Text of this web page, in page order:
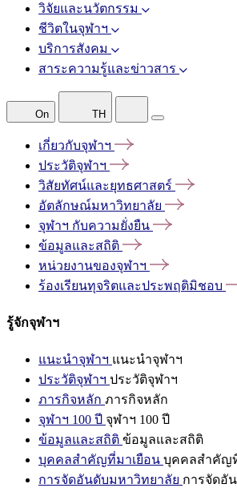
วิจัยและนวัตกรรม
ชีวิตในจุฬาฯ
บริการสังคม
สาระความรู้และข่าวสาร
On TH
เกี่ยวกับจุฬาฯ
ประวัติจุฬาฯ
วิสัยทัศน์และยุทธศาสตร์
อัตลักษณ์มหาวิทยาลัย
จุฬาฯ กับความยั่งยืน
ข้อมูลและสถิติ
หน่วยงานของจุฬาฯ
ร้องเรียนทุจริตและประพฤติมิชอบ
รู้จักจุฬาฯ
แนะนำจุฬาฯ แนะนำจุฬาฯ
ประวัติจุฬาฯ ประวัติจุฬาฯ
ภารกิจหลัก ภารกิจหลัก
จุฬาฯ 100 ปี จุฬาฯ 100 ปี
ข้อมูลและสถิติ ข้อมูลและสถิติ
บุคคลสำคัญที่มาเยือน บุคคลสำคัญ
การจัดอันดับมหาวิทยาลัย การจัดอั